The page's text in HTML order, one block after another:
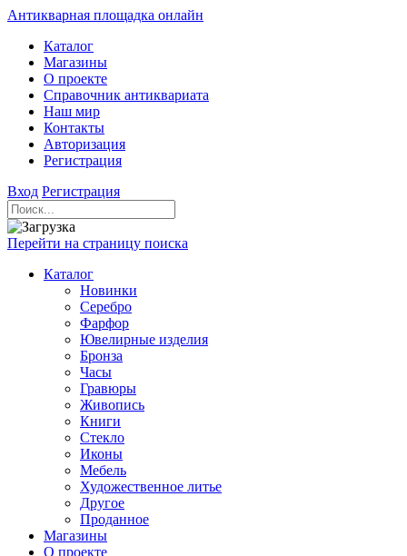
Антикварная площадка онлайн
Каталог
Магазины
О проекте
Справочник антиквариата
Наш мир
Контакты
Авторизация
Регистрация
Вход Регистрация
Перейти на страницу поиска
Каталог
Новинки
Серебро
Фарфор
Ювелирные изделия
Бронза
Часы
Гравюры
Живопись
Книги
Стекло
Иконы
Мебель
Художественное литье
Другое
Проданное
Магазины
О проекте